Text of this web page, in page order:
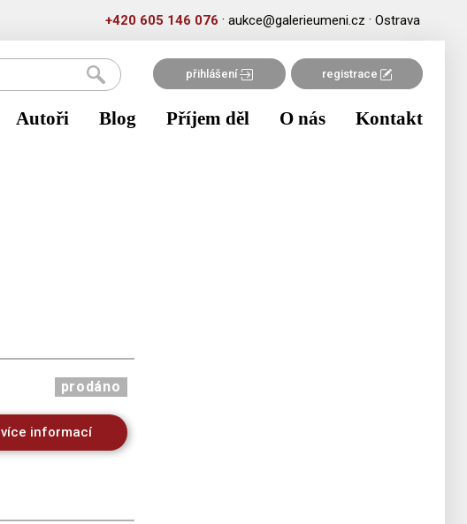
+420 605 146 076 · aukce@galerieumeni.cz · Ostrava
přihlášení registrace
Autoři Blog Příjem děl O nás Kontakt
prodáno
více informací